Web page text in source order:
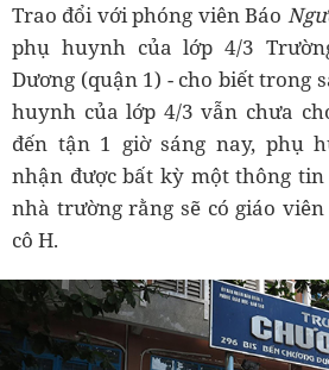
Trao đổi với phóng viên Báo
phụ huynh của lớp 4/3
Dương (quận 1) - cho biết trong
huynh của lớp 4/3 vẫn chưa
đến tận 1 giờ sáng nay, phụ
nhận được bất kỳ một thông
nhà trường rằng sẽ có giáo
cô H.